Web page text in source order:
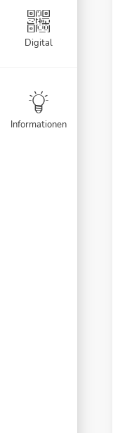
Digital
Informationen